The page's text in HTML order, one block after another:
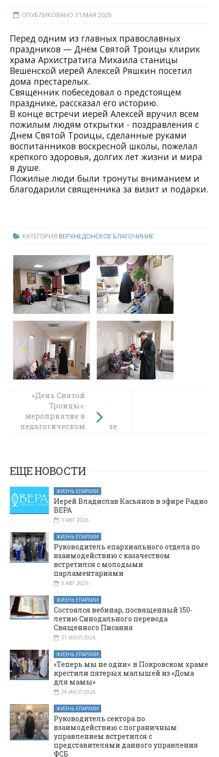
ОПУБЛИКОВАНО 31 МАЯ 2026
Перед одним из главных православных
праздников — Днём Святой Троицы клирик
храма Архистратига Михаила станицы
Вешенской иерей Алексей Ряшкин посетил
дома престарелых.
Священник побеседовал о предстоящем
празднике, рассказал его историю.
В конце встречи иерей Алексей вручил всем
пожилым людям открытки - поздравления с
Днем Святой Троицы, сделанные руками
воспитанников воскресной школы, пожелал
крепкого здоровья, долгих лет жизни и мира
в душе.
Пожилые люди были тронуты вниманием и
благодарили священника за визит и подарки.
КАТЕГОРИЯ ВЕРХНЕДОНСКОЕ БЛАГОЧИНИЕ
Поддержка,
творчество и
признание: в
Октябрьском районе
«День Святой
Троицы»:
мероприятие в
педагогическом
ЕЩЕ НОВОСТИ
ЖИЗНЬ ЕПАРХИИ
Иерей Владислав Касьянов в эфире Радио
ВЕРА
3 АВГ 2026
ЖИЗНЬ ЕПАРХИИ
Руководитель епархиального отдела по
взаимодействию с казачеством
встретился с молодыми
парламентариями
3 АВГ 2026
ЖИЗНЬ ЕПАРХИИ
Состоялся вебинар, посвященный 150-
летию Синодального перевода
Священного Писания
31 ИЮЛ 2026
ЖИЗНЬ ЕПАРХИИ
«Теперь мы не одни»: в Покровском храме
крестили пятерых малышей из «Дома
для мамы»
29 ИЮЛ 2026
ЖИЗНЬ ЕПАРХИИ
Руководитель сектора по
взаимодействию с пограничным
управлением встретился с
представителями данного управления
ФСБ